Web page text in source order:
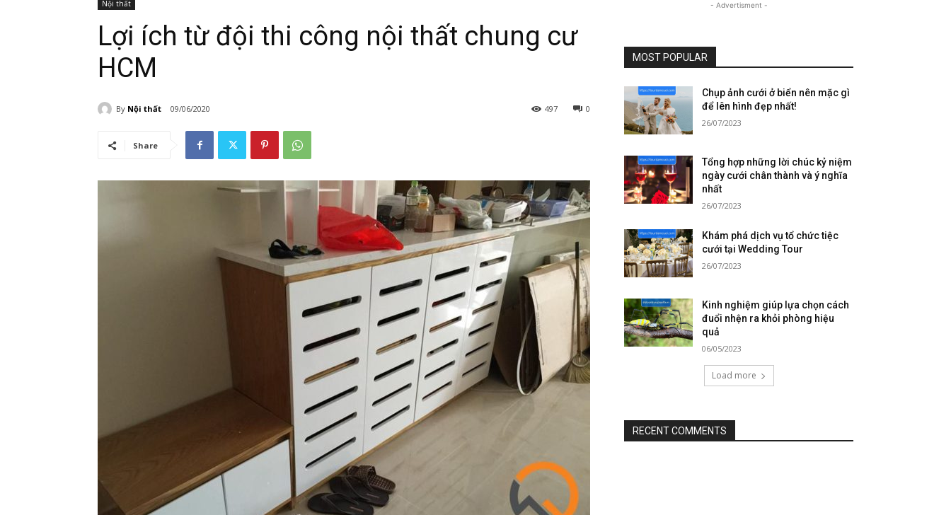
Nội thất
Lợi ích từ đội thi công nội thất chung cư
HCM
By Nội thất 09/06/2020 0
497
Share
- Advertisment -
MOST POPULAR
Chụp ảnh cưới ở biển nên mặc gì
để lên hình đẹp nhất!
26/07/2023
Tổng hợp những lời chúc kỷ niệm
ngày cưới chân thành và ý nghĩa
nhất
26/07/2023
Khám phá dịch vụ tổ chức tiệc
cưới tại Wedding Tour
26/07/2023
Kinh nghiệm giúp lựa chọn cách
đuổi nhện ra khỏi phòng hiệu
quả
06/05/2023
Load more
RECENT COMMENTS